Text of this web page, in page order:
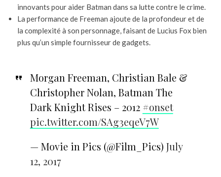
innovants pour aider Batman dans sa lutte contre le crime.
La performance de Freeman ajoute de la profondeur et de
la complexité à son personnage, faisant de Lucius Fox bien
plus qu’un simple fournisseur de gadgets.
Morgan Freeman, Christian Bale &
Christopher Nolan, Batman The
Dark Knight Rises – 2012 #onset
pic.twitter.com/SAg3eqeV7W
— Movie in Pics (@Film_Pics) July
12, 2017